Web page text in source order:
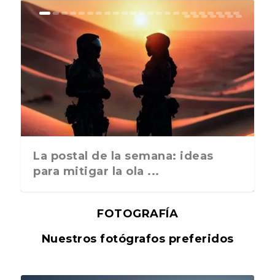
La postal de la semana: ideas
para mitigar la ola ...
FOTOGRAFÍA
Nuestros fotógrafos preferidos